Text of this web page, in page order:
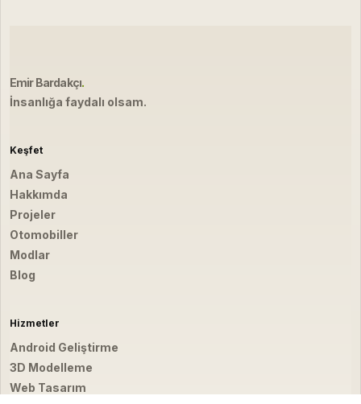
Emir Bardakçı.
İnsanlığa faydalı olsam.
Keşfet
Ana Sayfa
Hakkımda
Projeler
Otomobiller
Modlar
Blog
Hizmetler
Android Geliştirme
3D Modelleme
Web Tasarım